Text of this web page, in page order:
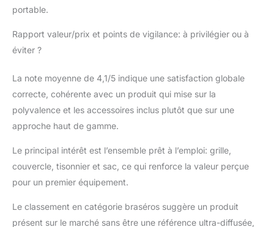
portable.
Rapport valeur/prix et points de vigilance: à privilégier ou à
éviter ?
La note moyenne de 4,1/5 indique une satisfaction globale
correcte, cohérente avec un produit qui mise sur la
polyvalence et les accessoires inclus plutôt que sur une
approche haut de gamme.
Le principal intérêt est l’ensemble prêt à l’emploi: grille,
couvercle, tisonnier et sac, ce qui renforce la valeur perçue
pour un premier équipement.
Le classement en catégorie braséros suggère un produit
présent sur le marché sans être une référence ultra-diffusée,